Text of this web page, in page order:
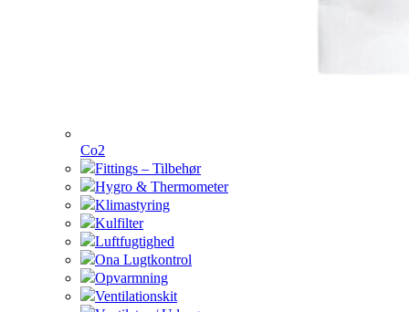
Co2
Fittings – Tilbehør
Hygro & Thermometer
Klimastyring
Kulfilter
Luftfugtighed
Ona Lugtkontrol
Opvarmning
Ventilationskit